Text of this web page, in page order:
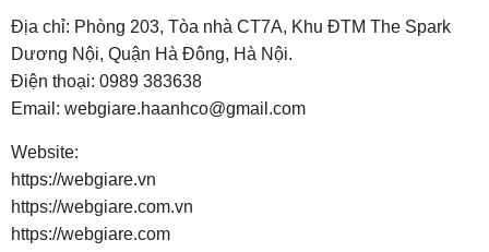
Địa chỉ: Phòng 203, Tòa nhà CT7A, Khu ĐTM The Spark
Dương Nội, Quận Hà Đông, Hà Nội.
Điện thoại: 0989 383638
Email: webgiare.haanhco@gmail.com
Website:
https://webgiare.vn
https://webgiare.com.vn
https://webgiare.com